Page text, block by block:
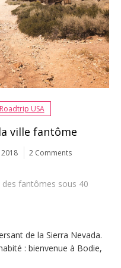
Roadtrip USA
ville fantôme
2 Comments
fantômes sous 40
de la Sierra Nevada.
: bienvenue à Bodie,